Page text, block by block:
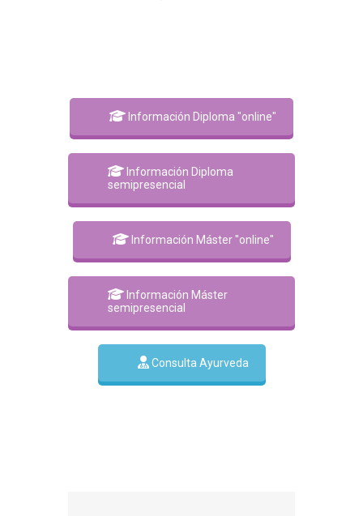
Información Diploma "online"
Información Diploma
semipresencial
Información Máster "online"
Información Máster
semipresencial
Consulta Ayurveda